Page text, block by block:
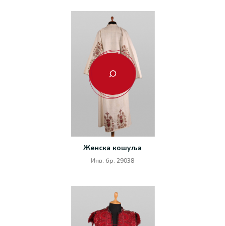
Женска кошуља
Инв. бр. 29038